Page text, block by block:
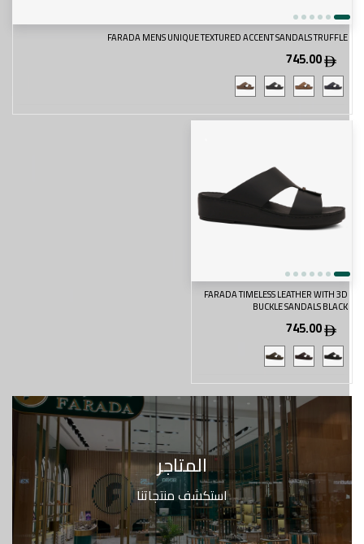
FARADA MENS UNIQUE TEXTURED ACCENT SANDALS TRUFFLE
FARADA TIMELESS LEATHER WITH 3D
BUCKLE SANDALS BLACK
المتاجر
استكشف منتجاتنا